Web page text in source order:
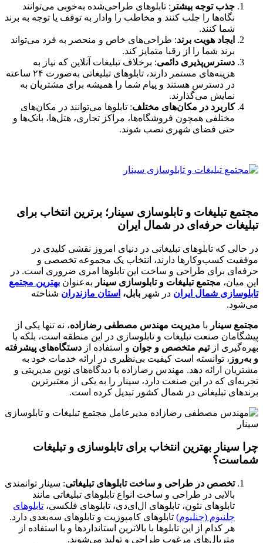
جذب توجه بیشتر : تابلوهای طراحی‌شده به‌خوبی می‌توانند
نگاه‌ها را جلب کنند و مخاطب را وادار به توقف یا توجه به برند
شما کنند.
ایجاد هویت برند: طراحی‌های خاص و منحصر به فرد می‌تواند
برند شما را از رقبا متمایز کند.
دسترس‌پذیری دائمی: برخلاف تبلیغات آنلاین که نیاز به
هزینه‌های مستمر دارند، تابلوهای تبلیغاتی به‌صورت ۲۴ ساعته
در دسترس هستند و پیام شما را همیشه برای مشتریان به
نمایش می‌گذارند.
کاربرد در مکان‌های مختلف: تابلوها می‌توانند در مکان‌های
مختلفی همچون فروشگاه‌ها، مراکز تجاری، هتل‌ها، بانک‌ها و
حتی فضای شهری نصب شوند.
مجتمع تبلیغات و تابلوسازی سینار؛ برترین انتخاب برای
تبلیغات حرفه‌ای در شمال ایران
در حالی که تابلوهای تبلیغاتی در دنیای امروز نقشی کلیدی در
موفقیت کسب‌وکارها دارند، انتخاب یک مجموعه تخصصی و
حرفه‌ای برای طراحی و ساخت این تابلوها امری ضروری است. در
این میان، مجتمع تبلیغات و تابلوسازی سینار به‌عنوان بهترین مجتمع
تابلوسازی شمال ایران در شهر بابل، استان مازندران شناخته
می‌شود.
مجتمع سینار با مدیریت مهندس مصطفی رضازاده، نه تنها یکی از
پیشگامان صنعت تبلیغات و تابلوسازی در این منطقه است، بلکه با
بهره‌گیری ازتیم متخصص و جوان و استفاده از دستگاه‌های پیشرفته
و به‌روز ، توانسته است کیفیت بی‌نظیری در ارائه خدمات خود به
مشتریان ارائه دهد. مهندس رضازاده با دیدگاه‌های نوین مدیریتی و
تجربه‌ای که در این صنعت دارد، سینار را به یکی از معتبرترین
برندهای تبلیغاتی در شمال کشور تبدیل کرده است.
چرا سینار بهترین انتخاب برای تابلوسازی و تبلیغات
شماست؟
تخصص در طراحی و ساخت تابلوهای تبلیغاتی: سینار توانمندی
بالایی در طراحی و ساخت انواع تابلوهای تبلیغاتی مانند
تابلوهای نئون، تابلوهای ال‌ای‌دی، تابلوهای فلکسی، تابلوهای
چلنیوم (چنلیوم) تابلوهای کامپوزیت و تابلوهای سه‌بعدی دارد.
هر کدام از این تابلوها با بالاترین استانداردها و با استفاده از
متریال‌های مرغوب طراحی و تولید می‌شوند.